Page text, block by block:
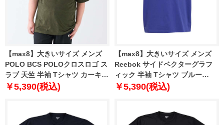
【max8】大きいサイズ メンズ
POLO BCS POLOクロスロゴ ス
ラブ 天竺 半袖 Tシャツ カーキ
1278-4273-2 3L 4L 5L 6L 8L
￥5,390(税込)
【max8】大きいサイズ メンズ
Reebok サイドベクターグラフ
ィック 半袖 Tシャツ ブルー
1278-4530-3 3L 4L 5L 6L 8L
￥5,390(税込)